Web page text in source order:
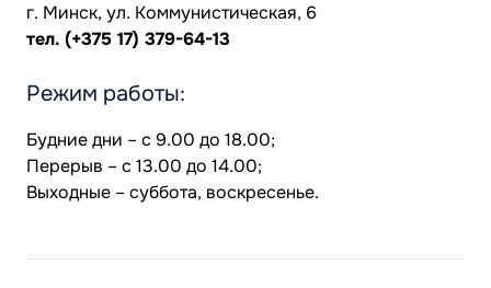
г. Минск, ул. Коммунистическая, 6
тел. (+375 17) 379-64-13
Режим работы:
Будние дни – с 9.00 до 18.00;
Перерыв – с 13.00 до 14.00;
Выходные – суббота, воскресенье.